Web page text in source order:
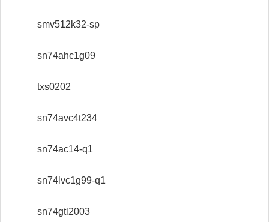
smv512k32-sp
sn74ahc1g09
txs0202
sn74avc4t234
sn74ac14-q1
sn74lvc1g99-q1
sn74gtl2003